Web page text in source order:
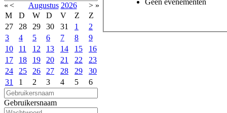
« < Augustus 2026 > »
M
D W D V Z
Z
27
28 29 30 31 1
2
3
4 5 6 7 8
9
10
11 12 13 14 15
16
17
18 19 20 21 22
23
24
25 26 27 28 29
30
31
1 2 3 4 5 6
Gebruikersnaam
Geen evenementen